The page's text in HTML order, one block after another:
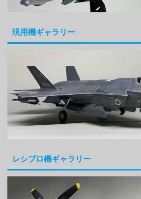
現用機ギャラリー
レシプロ機ギャラリー